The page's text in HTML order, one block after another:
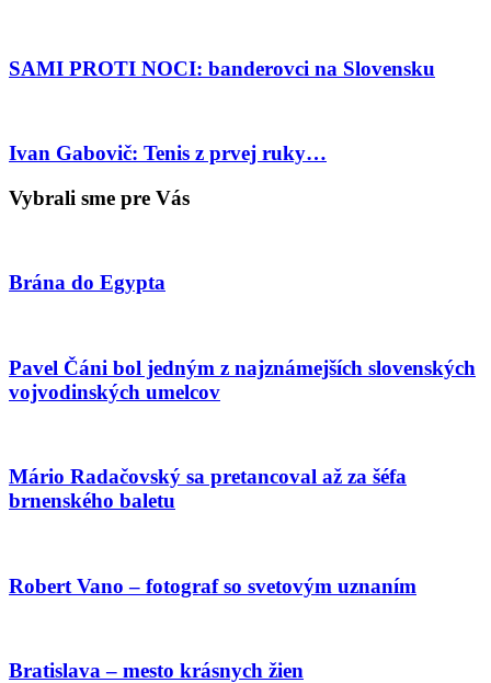
SAMI PROTI NOCI: banderovci na Slovensku
Ivan Gabovič: Tenis z prvej ruky…
Vybrali sme pre Vás
Brána do Egypta
Pavel Čáni bol jedným z najznámejších slovenských
vojvodinských umelcov
Mário Radačovský sa pretancoval až za šéfa
brnenského baletu
Robert Vano – fotograf so svetovým uznaním
Bratislava – mesto krásnych žien